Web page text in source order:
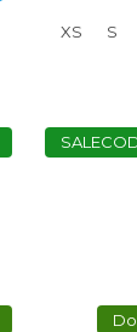
XS S